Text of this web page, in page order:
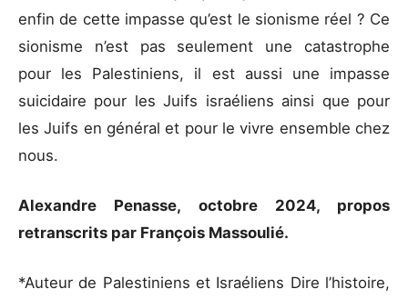
enfin de cette impasse qu’est le sionisme réel ? Ce
sionisme n’est pas seulement une catastrophe
pour les Palestiniens, il est aussi une impasse
suicidaire pour les Juifs israéliens ainsi que pour
les Juifs en général et pour le vivre ensemble chez
nous.
Alexandre Penasse, octobre 2024, propos
retranscrits par François Massoulié.
*Auteur de Palestiniens et Israéliens Dire l’histoire,